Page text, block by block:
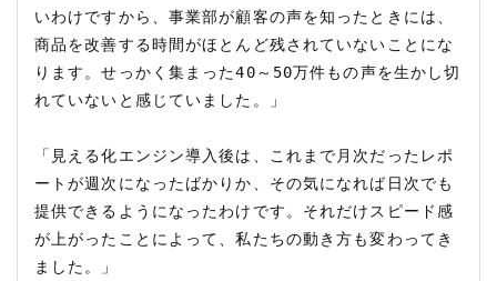
いわけですから、事業部が顧客の声を知ったときには、
商品を改善する時間がほとんど残されていないことにな
ります。せっかく集まった40～50万件もの声を生かし切
れていないと感じていました。」
「見える化エンジン導入後は、これまで月次だったレポ
ートが週次になったばかりか、その気になれば日次でも
提供できるようになったわけです。それだけスピード感
が上がったことによって、私たちの動き方も変わってき
ました。」